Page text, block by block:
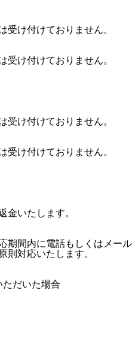
受け付けておりません。
受け付けておりません。
受け付けておりません。
受け付けておりません。
金いたします。
期間内に電話もしくはメール
則対応いたします。
だいた場合